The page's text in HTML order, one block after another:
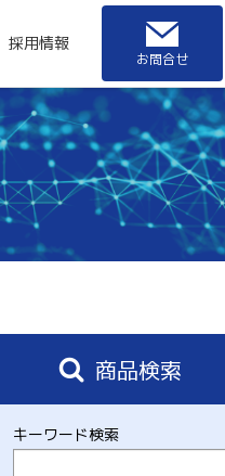
採用情報
お問合せ
商品検索
キーワード検索